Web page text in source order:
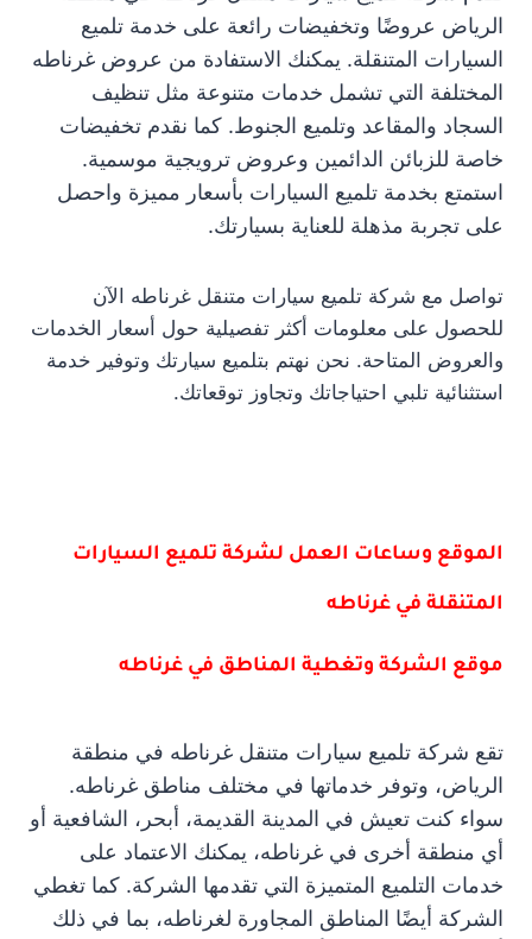
الرياض عروضًا وتخفيضات رائعة على خدمة تلميع
السيارات المتنقلة. يمكنك الاستفادة من عروض غرناطه
المختلفة التي تشمل خدمات متنوعة مثل تنظيف
السجاد والمقاعد وتلميع الجنوط. كما نقدم تخفيضات
خاصة للزبائن الدائمين وعروض ترويجية موسمية.
استمتع بخدمة تلميع السيارات بأسعار مميزة واحصل
على تجربة مذهلة للعناية بسيارتك.
تواصل مع شركة تلميع سيارات متنقل غرناطه الآن
للحصول على معلومات أكثر تفصيلية حول أسعار الخدمات
والعروض المتاحة. نحن نهتم بتلميع سيارتك وتوفير خدمة
استثنائية تلبي احتياجاتك وتجاوز توقعاتك.
الموقع وساعات العمل لشركة تلميع السيارات
المتنقلة في غرناطه
موقع الشركة وتغطية المناطق في غرناطه
تقع شركة تلميع سيارات متنقل غرناطه في منطقة
الرياض، وتوفر خدماتها في مختلف مناطق غرناطه.
سواء كنت تعيش في المدينة القديمة، أبحر، الشافعية أو
أي منطقة أخرى في غرناطه، يمكنك الاعتماد على
خدمات التلميع المتميزة التي تقدمها الشركة. كما تغطي
الشركة أيضًا المناطق المجاورة لغرناطه، بما في ذلك